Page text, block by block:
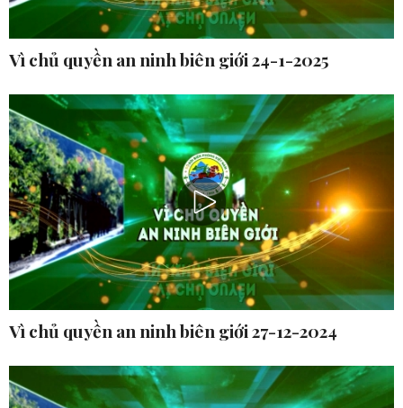
Vì chủ quyền an ninh biên giới 24-1-2025
Vì chủ quyền an ninh biên giới 27-12-2024